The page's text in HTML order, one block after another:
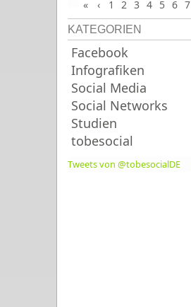
« ‹ 1 2 3 4 5 6 7
KATEGORIEN
Facebook
Infografiken
Social Media
Social Networks
Studien
tobesocial
Tweets von @tobesocialDE